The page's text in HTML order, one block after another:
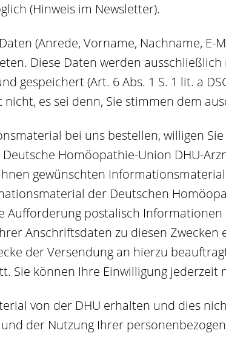
(Hinweis im Newsletter).
(Anrede, Vorname, Nachname, E-
Diese Daten werden
gespeichert (Art. 6 Abs. 1 S. 1 lit. a
es sei denn, Sie stimmen dem
bei uns bestellen, willigen
Homöopathie-Union DHU-
gewünschten Informationsmaterial
der Deutschen
postalisch
Anschriftsdaten zu diesen Zwecken
der Versendung an hierzu
Sie können Ihre Einwilligung
von der DHU erhalten und dies
der Nutzung Ihrer